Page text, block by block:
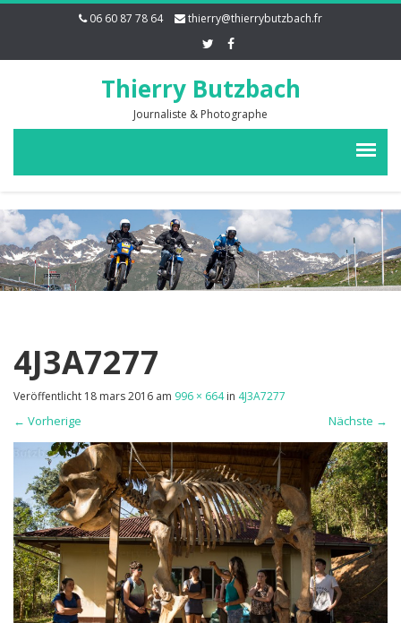
06 60 87 78 64 thierry@thierrybutzbach.fr
Thierry Butzbach
Journaliste & Photographe
4J3A7277
Veröffentlicht 18 mars 2016 am 996 × 664in 4J3A7277
← Vorherige Nächste →